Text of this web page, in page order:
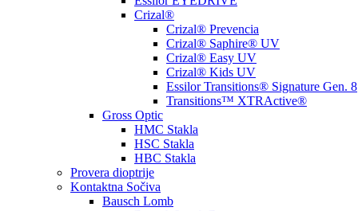
Crizal®
Crizal® Prevencia
Crizal® Saphire® UV
Crizal® Easy UV
Crizal® Kids UV
Essilor Transitions® Signature Gen. 8
Transitions™ XTRActive®
Gross Optic
HMC Stakla
HSC Stakla
HBC Stakla
Provera dioptrije
Kontaktna Sočiva
Bausch Lomb